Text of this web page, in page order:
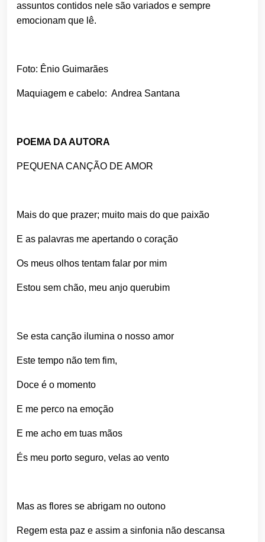
assuntos contidos nele são variados e sempre
emocionam que lê.
Foto: Ênio Guimarães
Maquiagem e cabelo: Andrea Santana
POEMA DA AUTORA
PEQUENA CANÇÃO DE AMOR
Mais do que prazer; muito mais do que paixão
E as palavras me apertando o coração
Os meus olhos tentam falar por mim
Estou sem chão, meu anjo querubim
Se esta canção ilumina o nosso amor
Este tempo não tem fim,
Doce é o momento
E me perco na emoção
E me acho em tuas mãos
És meu porto seguro, velas ao vento
Mas as flores se abrigam no outono
Regem esta paz e assim a sinfonia não descansa